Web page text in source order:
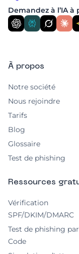
Demandez à l’IA à
À propos
Notre société
Nous rejoindre
Tarifs
Blog
Glossaire
Test de phishing
Ressources
Vérification
SPF/DKIM/DMARC
Test de phishing
Code